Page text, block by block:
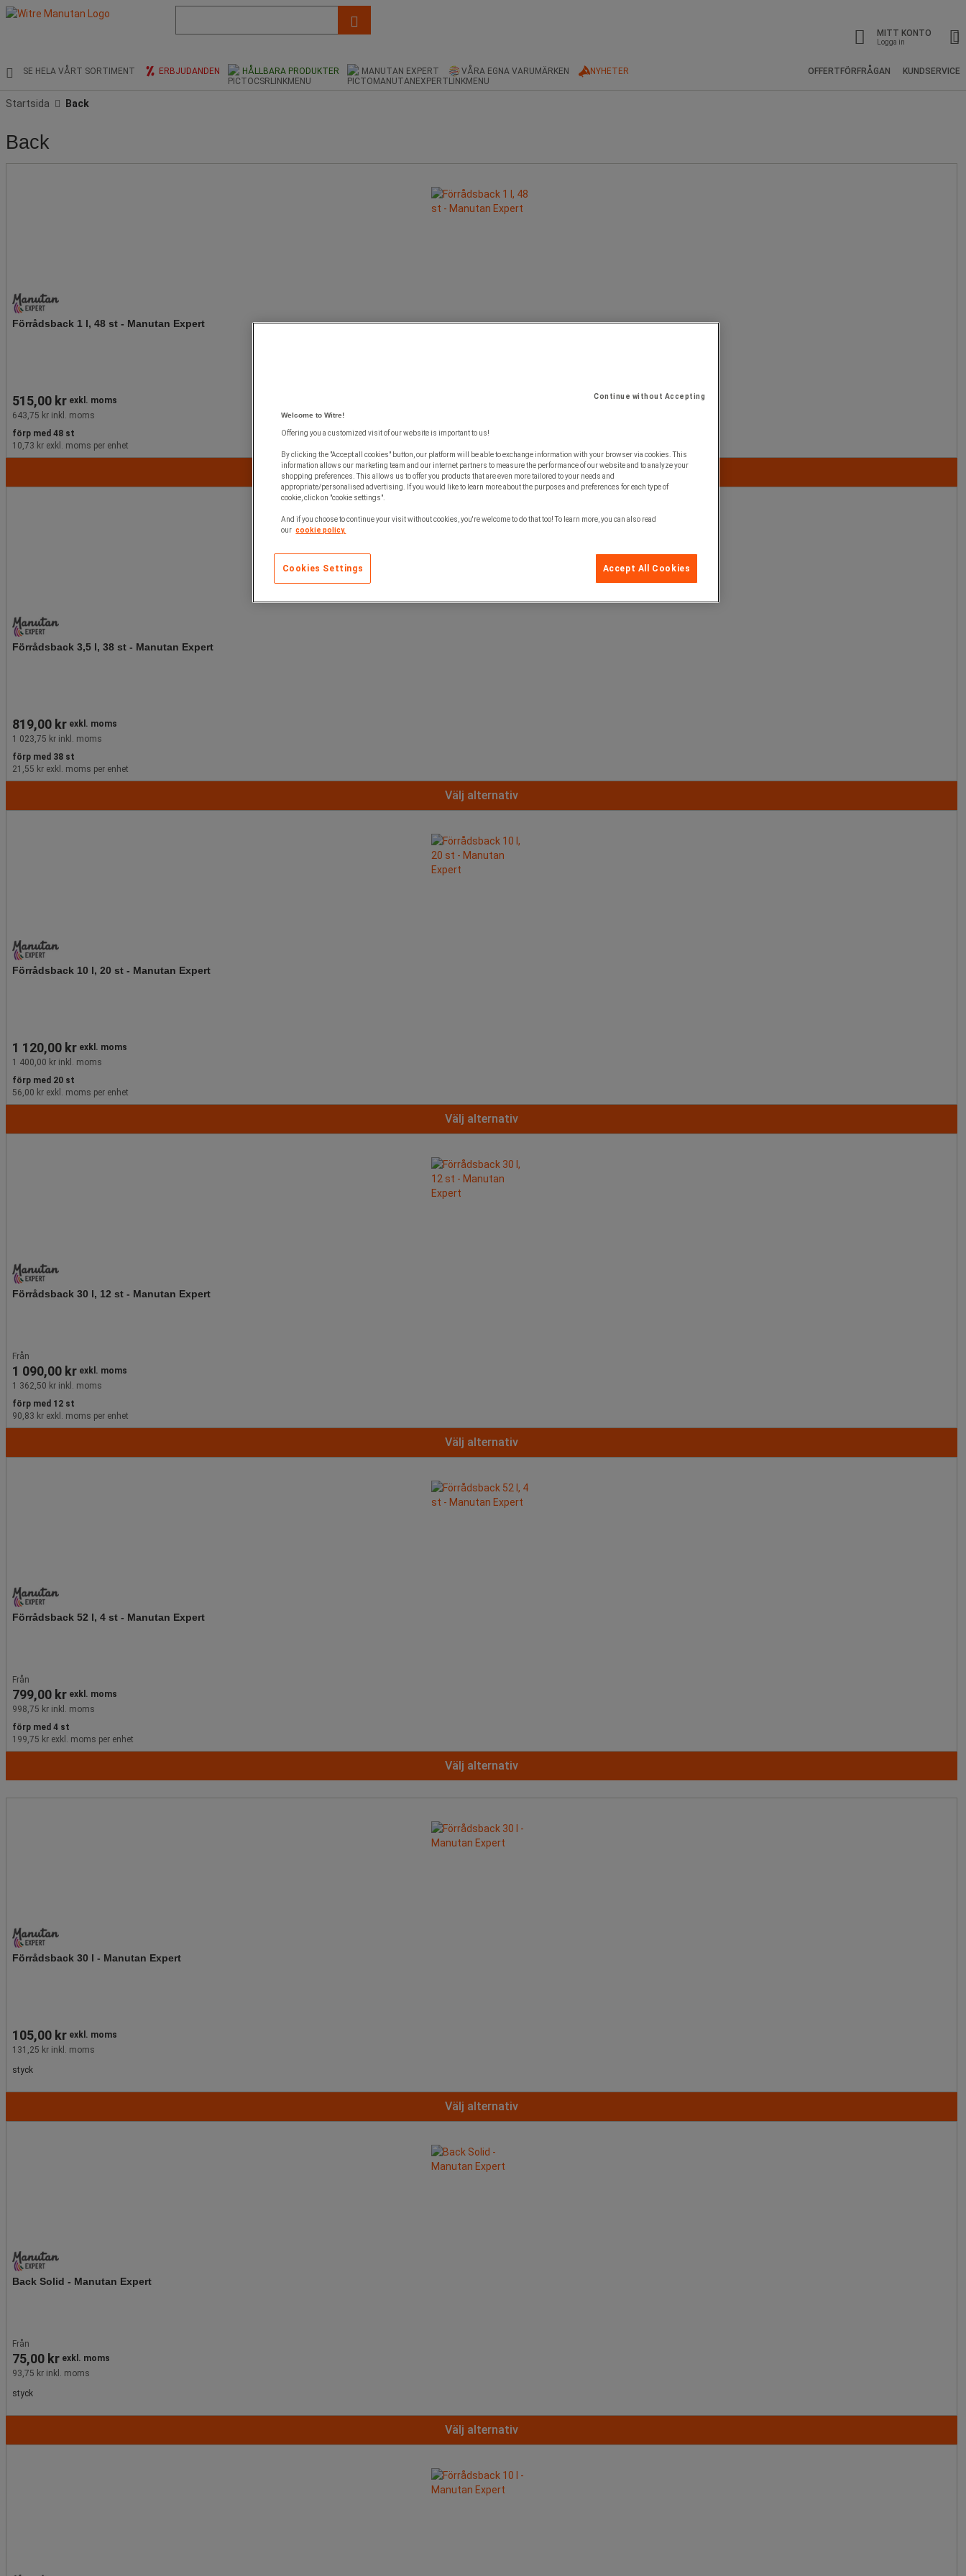
och
MITT KONTO
Logga in
SE HELA VÅRT SORTIMENT ERBJUDANDEN HÅLLBARA PRODUKTER MANUTAN EXPERT VÅRA EGNA VARUMÄRKEN NYHETER OFFERTFÖRFRÅGAN KUNDSERVICE
Startsida Back
Back
Förrådsback 1 l, 48 st - Manutan Expert
515,00 kr exkl. moms
643,75 kr inkl. moms
förp med 48 st
10,73 kr exkl. moms per enhet
Välj alternativ
Förrådsback 3,5 l, 38 st - Manutan Expert
819,00 kr exkl. moms
1 023,75 kr inkl. moms
förp med 38 st
21,55 kr exkl. moms per enhet
Välj alternativ
Förrådsback 10 l, 20 st - Manutan Expert
1 120,00 kr exkl. moms
1 400,00 kr inkl. moms
förp med 20 st
56,00 kr exkl. moms per enhet
Välj alternativ
Förrådsback 30 l, 12 st - Manutan Expert
Från
1 090,00 kr exkl. moms
1 362,50 kr inkl. moms
förp med 12 st
90,83 kr exkl. moms per enhet
Välj alternativ
Förrådsback 52 l, 4 st - Manutan Expert
Från
799,00 kr exkl. moms
998,75 kr inkl. moms
förp med 4 st
199,75 kr exkl. moms per enhet
Välj alternativ
Förrådsback 30 l - Manutan Expert
105,00 kr exkl. moms
131,25 kr inkl. moms
styck
Välj alternativ
Back Solid - Manutan Expert
Från
75,00 kr exkl. moms
93,75 kr inkl. moms
styck
Välj alternativ
Continue without Accepting
Welcome to Witre!
Offering you a customized visit of our website is important to us!
By clicking the "Accept all cookies" button, our platform will be able to exchange information with your browser via cookies. This
information allows our marketing team and our internet partners to measure the performance of our website and to analyze your
shopping preferences. This allows us to offer you products that are even more tailored to your needs and
appropriate/personalised advertising. If you would like to learn more about the purposes and preferences for each type of
cookie, click on "cookie settings".
And if you choose to continue your visit without cookies, you're welcome to do that too! To learn more, you can also read
our cookie policy.
Accept All Cookies
Cookies Settings